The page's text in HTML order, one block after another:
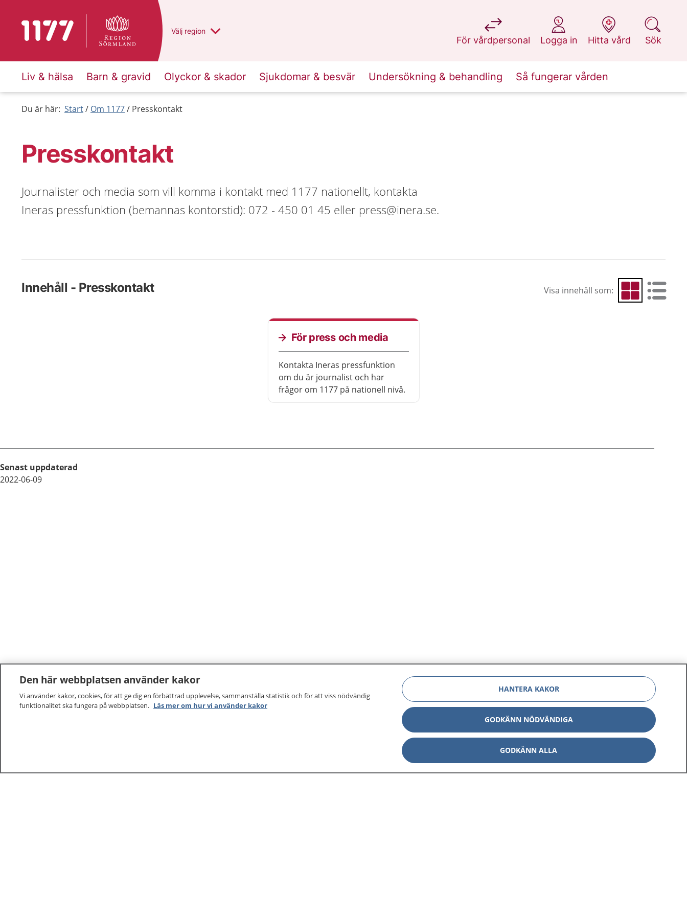
Till startsidan för 1177 Du har valt region
Välj en annan
region
För vårdpersonal
på 1177.se
Logga in
på 1177.se
Hitta vård
på 1177.se
Sök
på 1177.se
Liv & hälsa Barn & gravid Olyckor & skador Sjukdomar & besvär Undersökning & behandling Så fungerar vården
Du är här: Start Om 1177 Presskontakt
Presskontakt
Journalister och media som vill komma i kontakt med 1177 nationellt, kontakta
Ineras pressfunktion (bemannas kontorstid): 072 - 450 01 45 eller press@inera.se.
Innehåll - Presskontakt Visa innehåll som: Visa som rutnät
Visa som
För press och media
Kontakta Ineras pressfunktion
om du är journalist och har
frågor om 1177 på nationell nivå.
Senast uppdaterad
2022-06-09
Den här webbplatsen använder kakor
Vi använder kakor, cookies, för att ge dig en förbättrad upplevelse, sammanställa statistik och för att viss nödvändig
funktionalitet ska fungera på webbplatsen. Läs mer om hur vi använder kakor
HANTERA KAKOR
GODKÄNN NÖDVÄNDIGA
GODKÄNN ALLA